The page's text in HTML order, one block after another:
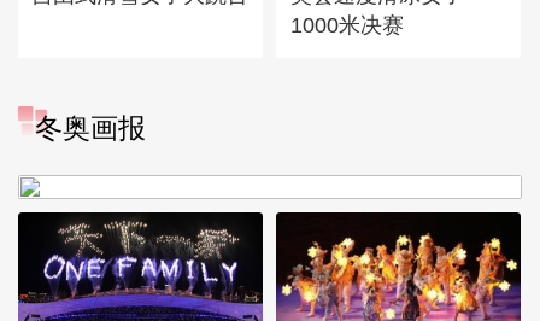
1000米决赛
冬奥画报
[图]冬奥会冬残奥会表彰大会